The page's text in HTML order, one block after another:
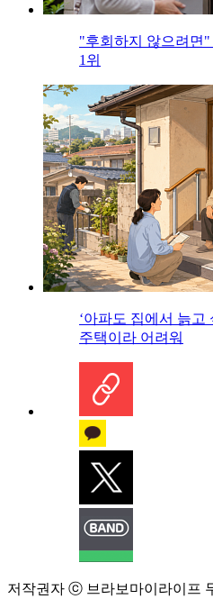
"후회하지 않으려면
1위
‘아파도 집에서 늙
주택이라 어려워
저작권자 ⓒ 브라보마이라이프